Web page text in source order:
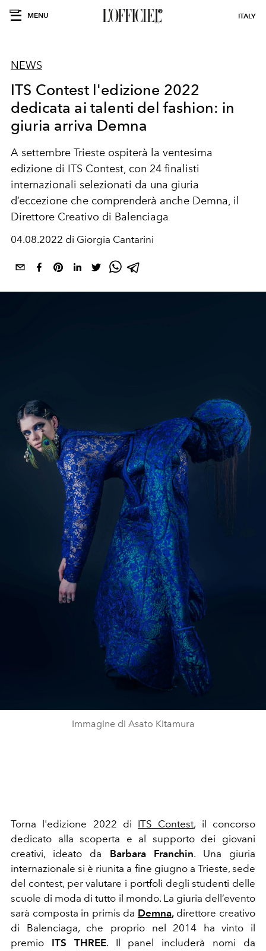
MENU ITALY
NEWS
ITS Contest l'edizione 2022
dedicata ai talenti del fashion: in
giuria arriva Demna
A settembre Trieste ospiterà la ventesima
edizione di ITS Contest, con 24 finalisti
internazionali selezionati da una giuria
d’eccezione che comprenderà anche Demna, il
Direttore Creativo di Balenciaga
04.08.2022 di Giorgia Cantarini
Immagine di Asato Kitamura
Torna l'edizione 2022 di ITS Contest, il concorso
dedicato alla scoperta e al supporto dei giovani
creativi, ideato da Barbara Franchin. Una giuria
internazionale si è riunita a fine giugno a Trieste, sede
del contest, per valutare i portfoli degli studenti delle
scuole di moda di tutto il mondo. La giuria dell’evento
sarà composta in primis da Demna,direttore creativo
di Balenciaga, che proprio nel 2014 ha vinto il
premio ITS THREE. Il panel includerà nomi da